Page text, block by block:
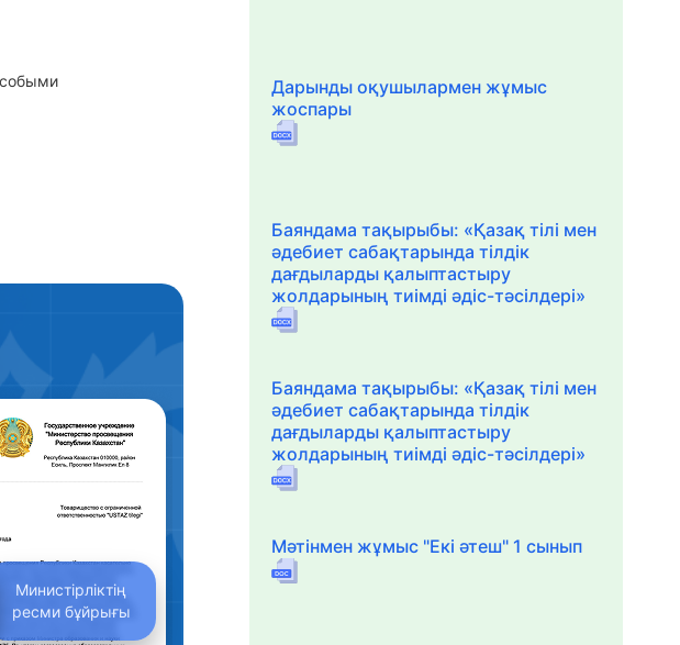
Министірліктің
ресми бұйрығы
Дарынды оқушылармен жұмыс
жоспары
Баяндама тақырыбы: «Қазақ тілі мен
әдебиет сабақтарында тілдік
дағдыларды қалыптастыру
жолдарының тиімді әдіс-тәсілдері»
Баяндама тақырыбы: «Қазақ тілі мен
әдебиет сабақтарында тілдік
дағдыларды қалыптастыру
жолдарының тиімді әдіс-тәсілдері»
Мәтінмен жұмыс "Екі әтеш" 1 сынып